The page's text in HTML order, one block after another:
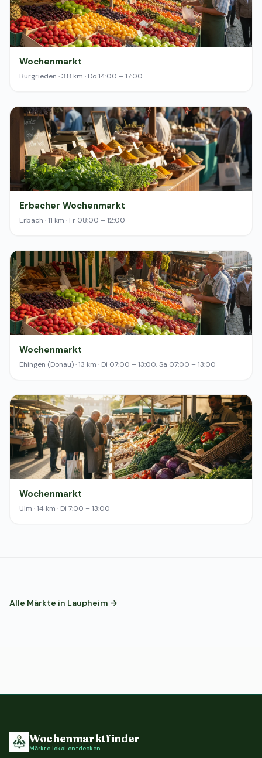
Wochenmarkt
Burgrieden · 3.8 km · Do 14:00 – 17:00
Erbacher Wochenmarkt
Erbach · 11 km · Fr 08:00 – 12:00
Wochenmarkt
Ehingen (Donau) · 13 km · Di 07:00 – 13:00, Sa 07:00 – 13:00
Wochenmarkt
Ulm · 14 km · Di 7:00 – 13:00
Alle Märkte in Laupheim →
Wochenmarktfinder
Märkte lokal entdecken